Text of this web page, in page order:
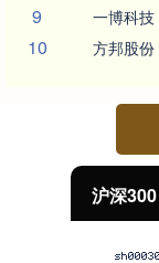
9 一博科技
10 方邦股份
沪深300